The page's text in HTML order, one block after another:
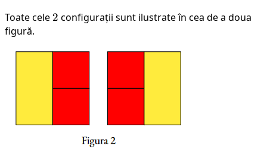
Toate cele 2
2 configurații sunt ilustrate în cea de a doua
figură.